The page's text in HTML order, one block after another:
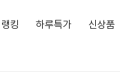
랭킹 하루특가 신상품